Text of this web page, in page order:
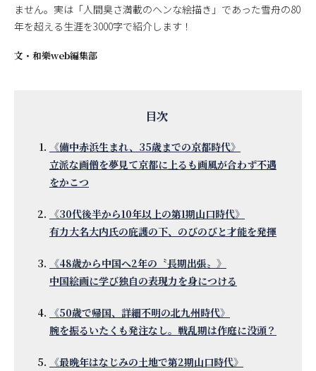
ません。実は「人間臭さ満載のヘンな絵描き」であった雪舟の80
年を超える生涯を3000字で紹介します！
文・ 和樂web編集部
《備中赤浜生まれ、35歳までの京都時代》
立派な画僧を夢見て京都に上るも画風が合わず不遇
をかこつ
《30代後半から10年以上の第1期山口時代》
有力大名大内氏の庇護の下、のびのびと才能を発揮
《48歳から中国へ2年の〝長期出張〟》
中国絵画に学び独自の表現力を身につける
《50歳で帰国、詳細不明の北九州時代》
腕を振るいたくも発注なし。戦乱期は作庭に没頭？
《最晩年はなじみの土地で第2期山口時代》